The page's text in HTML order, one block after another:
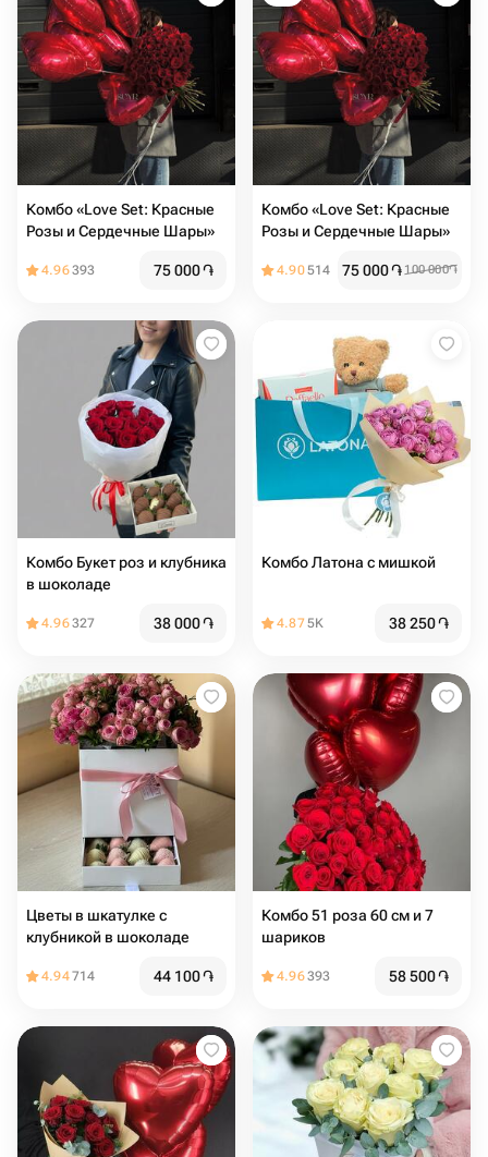
Комбо «Love Set: Красные
Розы и Сердечные Шары»
4.96393 75 000֏
Комбо «Love Set: Красные
Розы и Сердечные Шары»
4.90514 75 000֏ 100 000֏
Комбо Букет роз и клубника
в шоколаде
4.96327 38 000֏
Комбо Латона с мишкой
4.875K 38 250֏
Цветы в шкатулке с
клубникой в шоколаде
4.94714 44 100֏
Комбо 51 роза 60 см и 7
шариков
4.96393 58 500֏